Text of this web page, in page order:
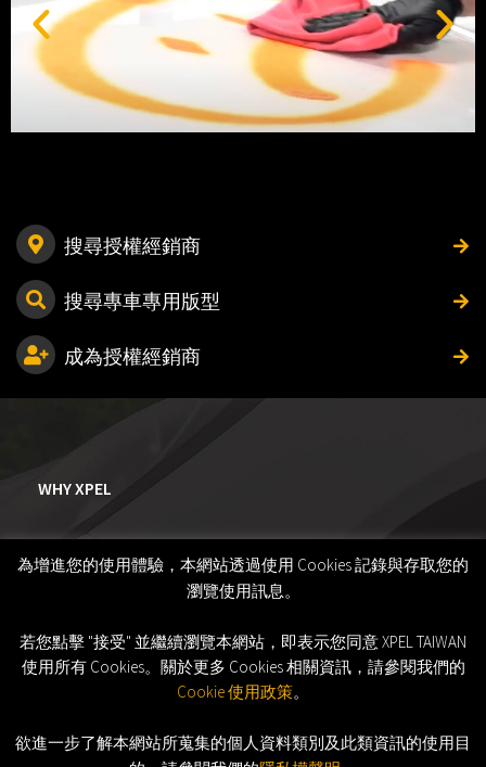
搜尋授權經銷商
搜尋專車專用版型
成為授權經銷商
WHY XPEL
©2026 XPEL, Inc. All Rights Reserved.
為增進您的使用體驗，本網站透過使用 Cookies 記錄與存取您的
瀏覽使用訊息。
若您點擊 "接受" 並繼續瀏覽本網站，即表示您同意 XPEL TAIWAN
使用所有 Cookies。關於更多 Cookies 相關資訊，請參閱我們的
Cookie 使用政策。
欲進一步了解本網站所蒐集的個人資料類別及此類資訊的使用目